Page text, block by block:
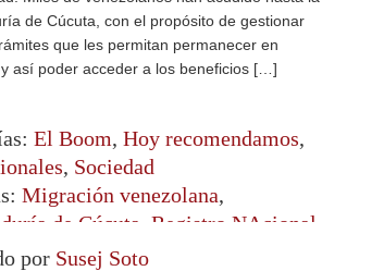
de Cúcuta, con el propósito de gestionar
que les permitan permanecer en
así poder acceder a los beneficios […]
El Boom, Hoy recomendamos,
, Sociedad
Migración venezolana,
de Cúcuta Registro NAcional
, venezolanos en Colombia
por Susej Soto